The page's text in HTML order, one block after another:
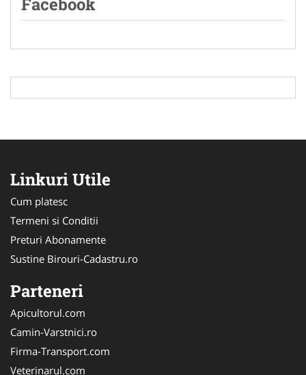
Linkuri Utile
Cum platesc
Termeni si Conditii
Preturi Abonamente
Sustine Birouri-Cadastru.ro
Parteneri
Apicultorul.com
Camin-Varstnici.ro
Firma-Transport.com
Veterinarul.com